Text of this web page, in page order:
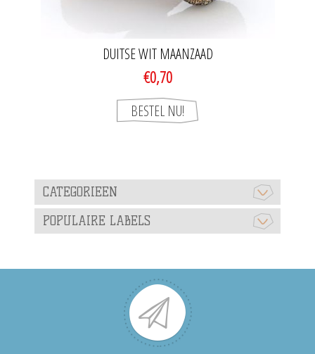
DUITSE WIT MAANZAAD
€0,70
CATEGORIEEN
POPULAIRE LABELS